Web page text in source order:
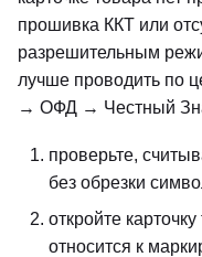
прошивка ККТ или
разрешительным
лучше проводить по
→ ОФД → Честный
проверьте,
без обрезки
откройте
относится к